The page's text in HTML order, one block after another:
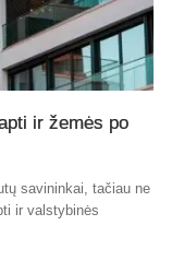
ir žemės po
savininkai, tačiau ne
ir valstybinės